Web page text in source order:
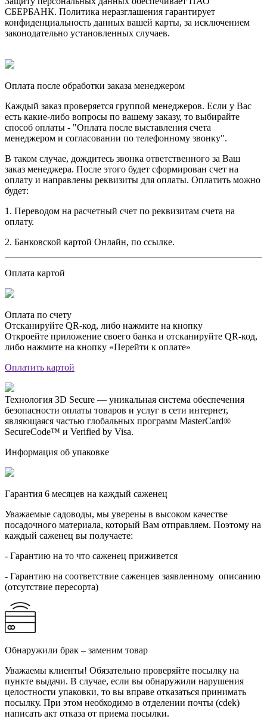
СБЕРБАНК. Политика неразглашения гарантирует
конфиденциальность данных вашей карты, за исключением
законодательно установленных случаев.
Оплата после обработки заказа менеджером
Каждый заказ проверяется группой менеджеров. Если у Вас
есть какие-либо вопросы по вашему заказу, то выбирайте
способ оплаты - "Оплата после выставления счета
менеджером и согласовании по телефонному звонку".
В таком случае, дождитесь звонка ответственного за Ваш
заказ менеджера. После этого будет сформирован счет на
оплату и направлены реквизиты для оплаты. Оплатить можно
будет:
1. Переводом на расчетный счет по реквизитам счета на
оплату.
2. Банковской картой Онлайн, по ссылке.
Оплата картой
Оплата по счету
Отсканируйте QR-код, либо нажмите на кнопку
Откроейте приложение своего банка и отсканируйте QR-код,
либо нажмите на кнопку «Перейти к оплате»
Оплатить картой
Технология 3D Secure — уникальная система обеспечения
безопасности оплаты товаров и услуг в сети интернет,
являющаяся частью глобальных программ MasterCard®
SecureCode™ и Verified by Visa.
Информация об упаковке
Гарантия 6 месяцев на каждый саженец
Уважаемые садоводы, мы уверены в высоком качестве
посадочного материала, который Вам отправляем. Поэтому на
каждый саженец вы получаете:
- Гарантию на то что саженец приживется
- Гарантию на соответствие саженцев заявленному описанию
(отсутствие пересорта)
Обнаружили брак – заменим товар
Уважаемы клиенты! Обязательно проверяйте посылку на
пункте выдачи. В случае, если вы обнаружили нарушения
целостности упаковки, то вы вправе отказаться принимать
посылку. При этом необходимо в отделении почты (cdek)
написать акт отказа от приема посылки.